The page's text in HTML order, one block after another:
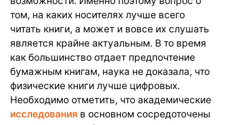
том, на каких носителях лучше всего
читать книги, а может и вовсе их слушать
является крайне актуальным. В то время
как большинство отдает предпочтение
бумажным книгам, наука не доказала, что
физические книги лучше цифровых.
Необходимо отметить, что академические
исследования в основном сосредоточены